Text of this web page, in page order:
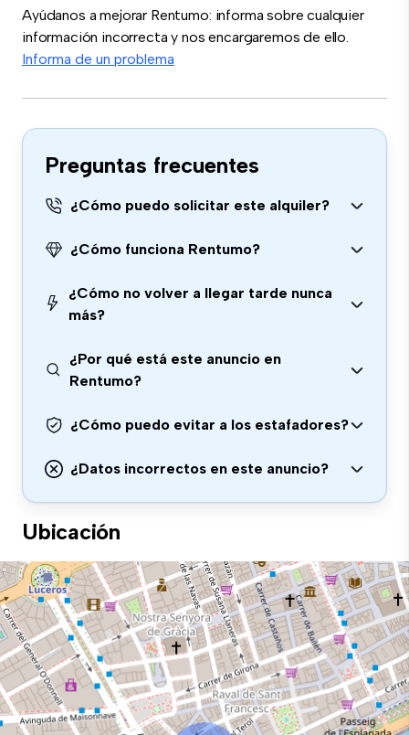
Ayúdanos a mejorar Rentumo: informa sobre cualquier
información incorrecta y nos encargaremos de ello.
Informa de un problema
Preguntas frecuentes
¿Cómo puedo solicitar este alquiler?
¿Cómo funciona Rentumo?
¿Cómo no volver a llegar tarde nunca
más?
¿Por qué está este anuncio en
Rentumo?
¿Cómo puedo evitar a los estafadores?
¿Datos incorrectos en este anuncio?
Ubicación